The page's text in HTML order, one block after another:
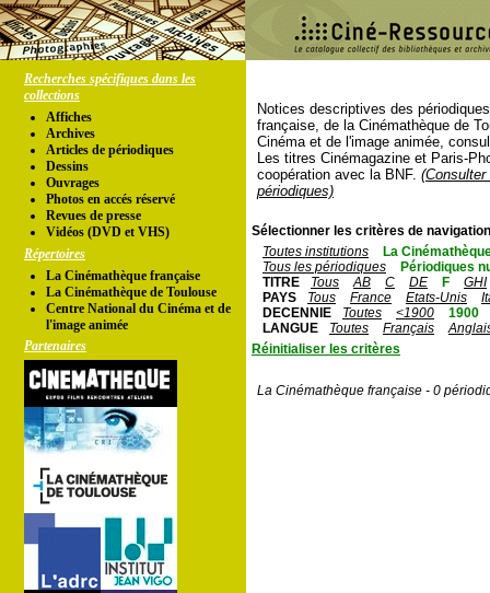
Recherches spécifiques dans les
collections
Affiches
Archives
Articles de périodiques
Dessins
Ouvrages
Photos en accés réservé
Revues de presse
Vidéos (DVD et VHS)
Répertoires
La Cinémathèque française
La Cinémathèque de Toulouse
Centre National du Cinéma et de
l'image animée
Partenaires
Notices descriptives des
française, de la Cinémathèque de
Cinéma et de l'image animée,
Les titres Cinémagazine et Paris-
coopération avec la BNF.
périodiques)
Sélectionner les critères de
Toutes institutions
La
Tous les périodiques
Périodiques
TITRE
Tous AB C DE F
GHI
PAYS
Tous France Etats-Unis
DECENNIE
Toutes <1900
1900
LANGUE
Toutes Français
Réinitialiser les critères
La Cinémathèque française - 0